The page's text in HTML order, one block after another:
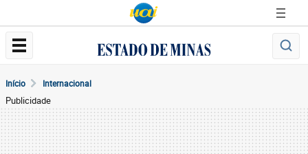
Início Internacional
Publicidade